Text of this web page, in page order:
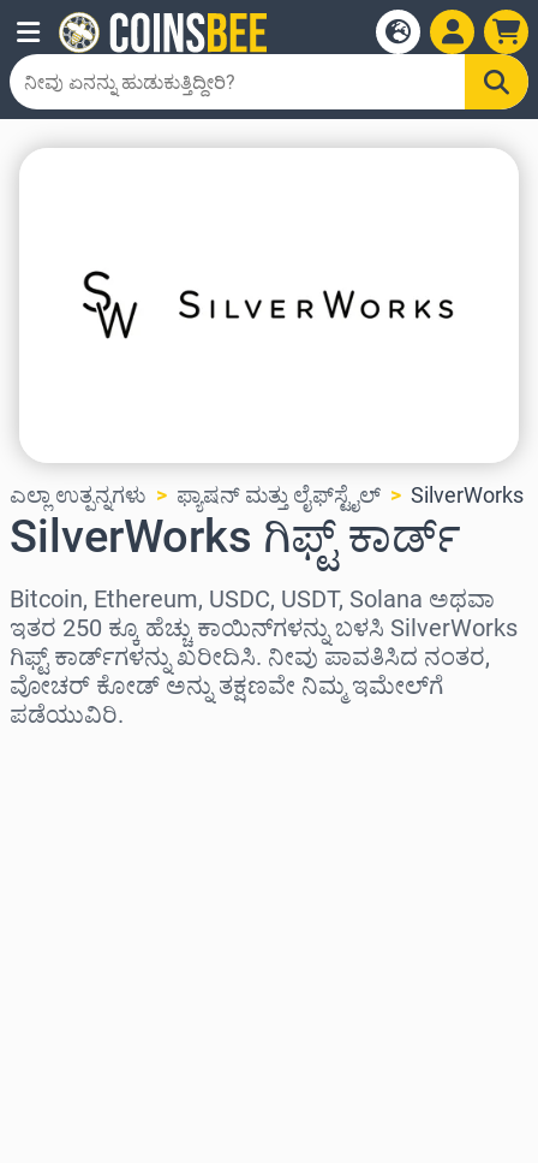
ಎಲ್ಲಾ ಉತ್ಪನ್ನಗಳು ಫ್ಯಾಷನ್ ಮತ್ತು ಲೈಫ್‌ಸ್ಟೈಲ್ SilverWorks
SilverWorks ಗಿಫ್ಟ್ ಕಾರ್ಡ್
Bitcoin, Ethereum, USDC, USDT, Solana ಅಥವಾ
ಇತರ 250 ಕ್ಕೂ ಹೆಚ್ಚು ಕಾಯಿನ್‌ಗಳನ್ನು ಬಳಸಿ SilverWorks
ಗಿಫ್ಟ್ ಕಾರ್ಡ್‌ಗಳನ್ನು ಖರೀದಿಸಿ. ನೀವು ಪಾವತಿಸಿದ ನಂತರ,
ವೋಚರ್ ಕೋಡ್ ಅನ್ನು ತಕ್ಷಣವೇ ನಿಮ್ಮ ಇಮೇಲ್‌ಗೆ
ಪಡೆಯುವಿರಿ.